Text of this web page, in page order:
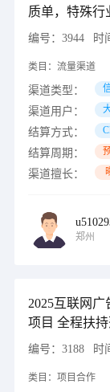
质单，特殊行
编号： 3944 时
类目： 流量渠道
渠道类型：
渠道用户：
结算方式：
结算周期：
渠道擅长：
郑州
2025互联网
项目 全程扶
编号： 3188 时
类目： 项目合作